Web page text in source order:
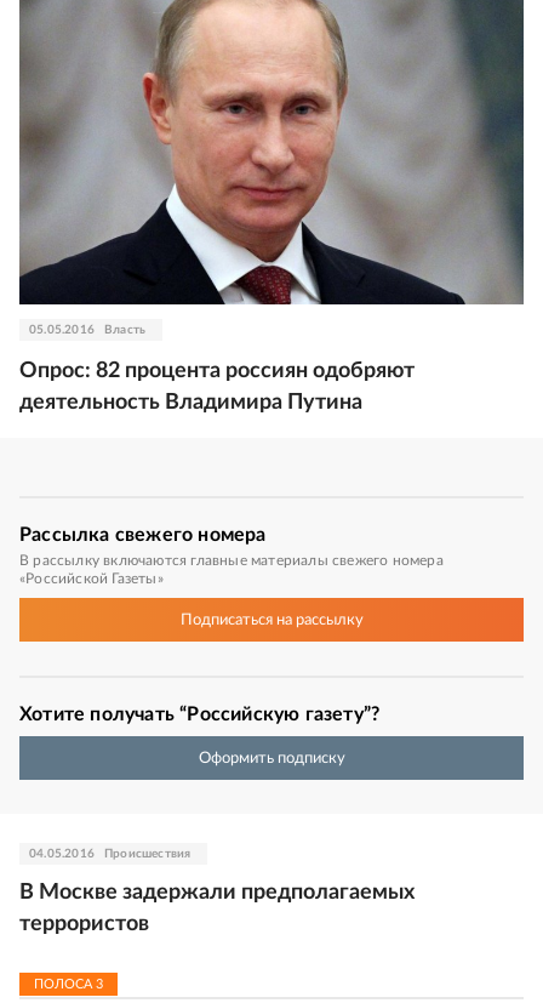
05.05.2016 Власть
Опрос: 82 процента россиян одобряют
деятельность Владимира Путина
Рассылка свежего номера
В рассылку включаются главные материалы свежего номера
«Российской Газеты»
Подписатьсяна рассылку
Хотите получать “Российскую газету”?
Оформить подписку
04.05.2016 Происшествия
В Москве задержали предполагаемых
террористов
ПОЛОСА3